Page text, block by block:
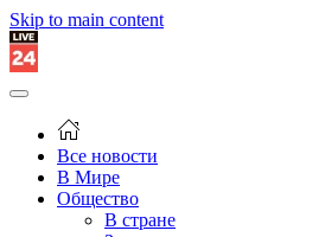
Skip to main content
Все новости
В Мире
Общество
В стране